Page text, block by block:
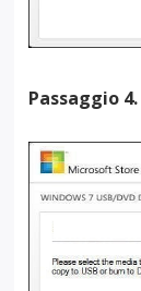
Passaggio 4.